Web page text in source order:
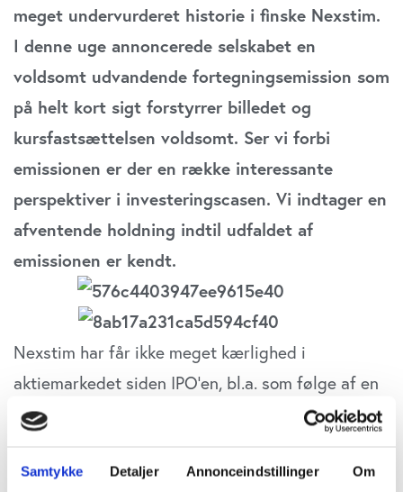
Samtykke Detaljer Annonceindstillinger Om
meget undervurderet historie i finske Nexstim.
I denne uge annoncerede selskabet en
voldsomt udvandende fortegningsemission som
på helt kort sigt forstyrrer billedet og
kursfastsættelsen voldsomt. Ser vi forbi
emissionen er der en række interessante
perspektiver i investeringscasen. Vi indtager en
afventende holdning indtil udfaldet af
emissionen er kendt.
Nexstim har får ikke meget kærlighed i
aktiemarkedet siden IPO’en, bl.a. som følge af en
række skuffelser f.eks. uheldige kliniske data, en
denne uge har selskabet annonceret en stor